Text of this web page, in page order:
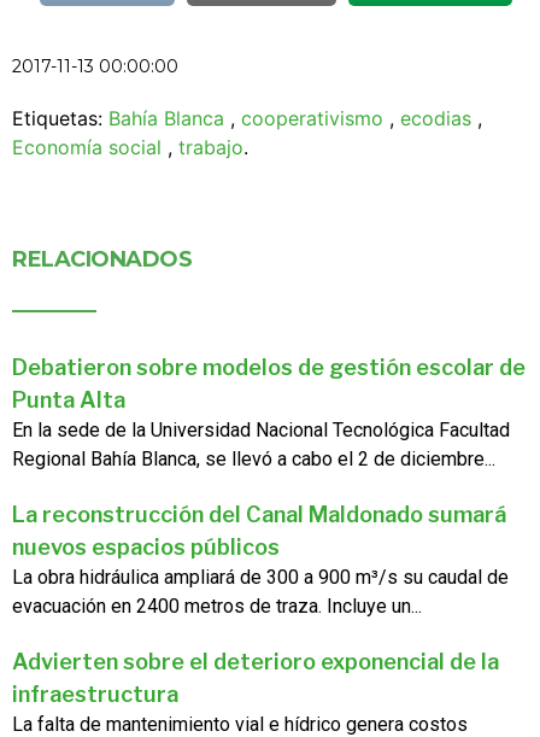
2017-11-13 00:00:00
Etiquetas: Bahía Blanca , cooperativismo , ecodias ,
Economía social , trabajo.
RELACIONADOS
Debatieron sobre modelos de gestión escolar de
Punta Alta
En la sede de la Universidad Nacional Tecnológica Facultad
Regional Bahía Blanca, se llevó a cabo el 2 de diciembre...
La reconstrucción del Canal Maldonado sumará
nuevos espacios públicos
La obra hidráulica ampliará de 300 a 900 m³/s su caudal de
evacuación en 2400 metros de traza. Incluye un...
Advierten sobre el deterioro exponencial de la
infraestructura
La falta de mantenimiento vial e hídrico genera costos